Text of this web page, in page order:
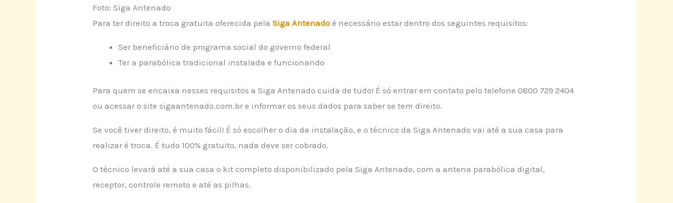
Foto: Siga Antenado
Para ter direito a troca gratuita oferecida pelaSiga Antenado é necessário estar dentro dos seguintes requisitos:
Ser beneficiário de programa social do governo federal
Ter a parabólica tradicional instalada e funcionando
Para quem se encaixa nesses requisitos a Siga Antenado cuida de tudo! É só entrar em contato pelo telefone 0800 729 2404
ou acessar o site sigaantenado.com.br e informar os seus dados para saber se tem direito.
Se você tiver direito, é muito fácil! É só escolher o dia da instalação, e o técnico da Siga Antenado vai até a sua casa para
realizar é troca. É tudo 100% gratuito, nada deve ser cobrado.
O técnico levará até a sua casa o kit completo disponibilizado pela Siga Antenado, com a antena parabólica digital,
receptor, controle remoto e até as pilhas.